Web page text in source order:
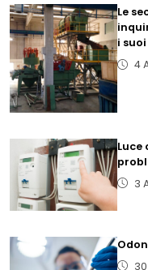
Le
i
4
Luce
3